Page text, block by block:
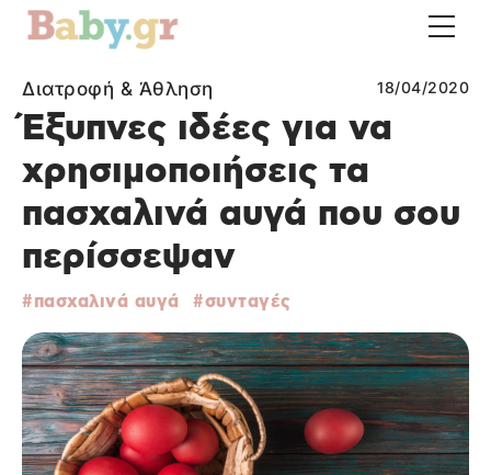
Διατροφή & Άθληση 18/04/2020
Έξυπνες ιδέες για να
χρησιμοποιήσεις τα
πασχαλινά αυγά που σου
περίσσεψαν
πασχαλινά αυγά συνταγές